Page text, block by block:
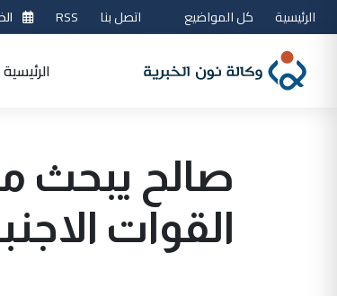
الرئيسية كل المواضيع اتصل بنا RSS
الرئيسية
صالح يبحث
القوات